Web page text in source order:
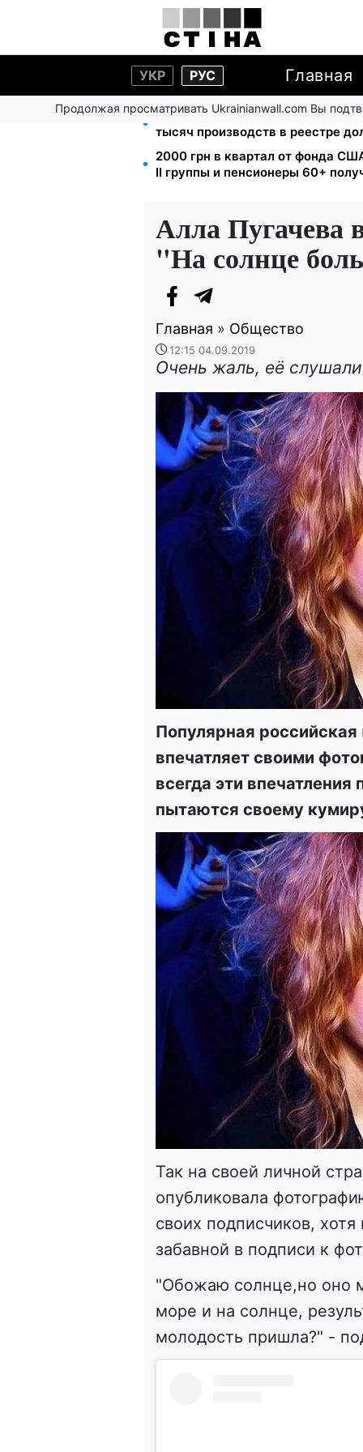
УКР РУС Главная
Продолжая просматривать Ukrainianwall.com Вы
113 млрд грн задолжали
тысяч производств в реестре
2000 грн в квартал от фонда
II группы и пенсионеры 60+
Алла Пугачева
"На солнце
Главная » Общество
12:15 04.09.2019
Очень жаль, её
Популярная российская
впечатляет своими
всегда эти
пытаются своему
Так на своей личной
опубликовала
своих подписчиков,
забавной в подписи к
"Обожаю солнце,но оно
море и на солнце,
молодость пришла?" -